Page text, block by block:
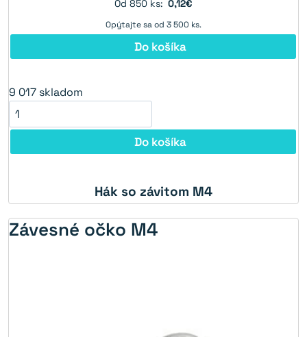
Od 850 ks: 0,12€
Opýtajte sa od 3 500 ks.
Do košíka
9 017 skladom
Do košíka
Hák so závitom M4
Závesné očko M4